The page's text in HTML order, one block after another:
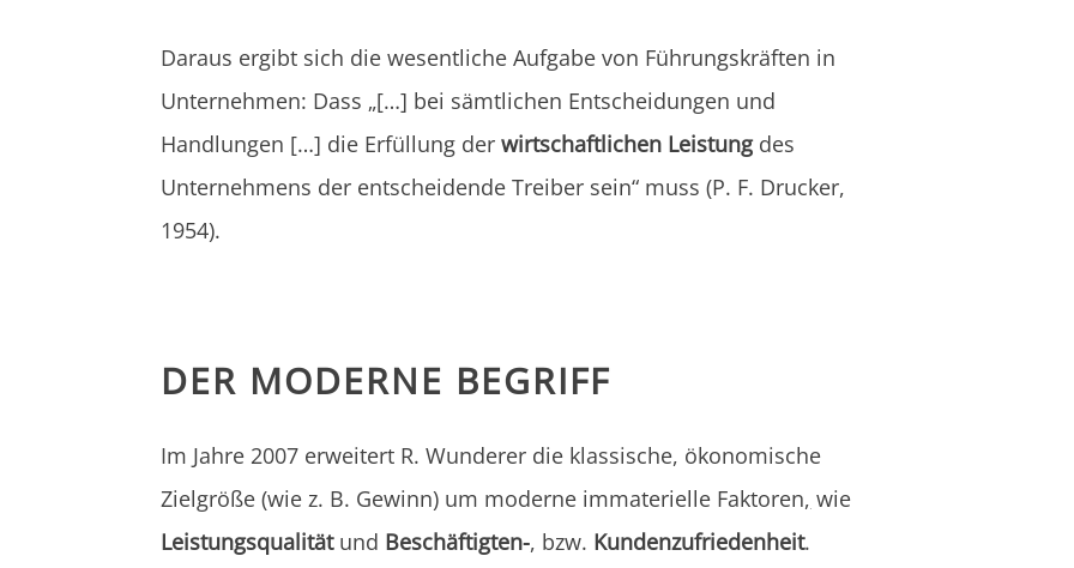
Daraus ergibt sich die wesentliche Aufgabe von Führungskräften in
Unternehmen: Dass „[…] bei sämtlichen Entscheidungen und
Handlungen […] die Erfüllung derwirtschaftlichen Leistungdes
Unternehmens der entscheidende Treiber sein“ muss (P. F. Drucker,
1954).
DER MODERNE BEGRIFF
Im Jahre 2007 erweitert R. Wunderer die klassische, ökonomische
Zielgröße (wie z. B. Gewinn) um moderne immaterielle Faktoren, wie
Leistungsqualität und Beschäftigten-, bzw. Kundenzufriedenheit.